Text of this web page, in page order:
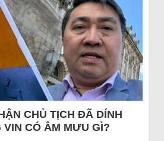
CHỦ TỊCH ĐÃ DÍNH
VIN CÓ ÂM MƯU GÌ?